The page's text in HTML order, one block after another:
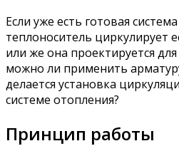
Если уже есть готовая
теплоноситель циркулирует
или же она проектируется
можно ли применить
делается установка
системе отопления?
Принцип работы